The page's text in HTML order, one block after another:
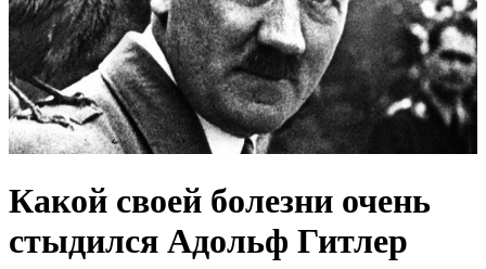
Какой своей болезни очень
стыдился Адольф Гитлер